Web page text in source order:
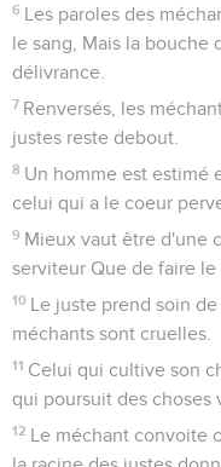
6 Les paroles des
le sang, Mais la bouche
délivrance.
7 Renversés, les
justes reste debout.
8 Un homme est estimé
celui qui a le coeur
9 Mieux vaut être d'une
serviteur Que de faire
10 Le juste prend soin
méchants sont cruelles.
11 Celui qui cultive son
qui poursuit des choses
12 Le méchant convoite